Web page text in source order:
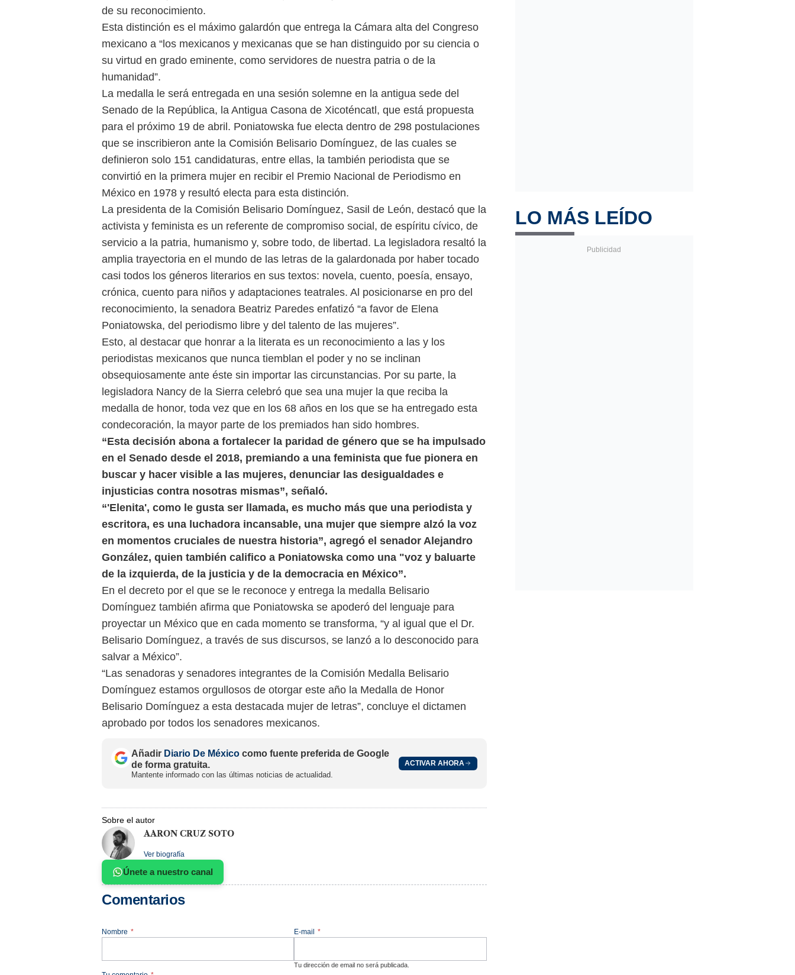
de su reconocimiento.
Esta distinción es el máximo galardón que entrega la Cámara alta del Congreso
mexicano a “los mexicanos y mexicanas que se han distinguido por su ciencia o
su virtud en grado eminente, como servidores de nuestra patria o de la
humanidad”.
La medalla le será entregada en una sesión solemne en la antigua sede del
Senado de la República, la Antigua Casona de Xicoténcatl, que está propuesta
para el próximo 19 de abril. Poniatowska fue electa dentro de 298 postulaciones
que se inscribieron ante la Comisión Belisario Domínguez, de las cuales se
definieron solo 151 candidaturas, entre ellas, la también periodista que se
convirtió en la primera mujer en recibir el Premio Nacional de Periodismo en
México en 1978 y resultó electa para esta distinción.
La presidenta de la Comisión Belisario Domínguez, Sasil de León, destacó que la
activista y feminista es un referente de compromiso social, de espíritu cívico, de
servicio a la patria, humanismo y, sobre todo, de libertad. La legisladora resaltó la
amplia trayectoria en el mundo de las letras de la galardonada por haber tocado
casi todos los géneros literarios en sus textos: novela, cuento, poesía, ensayo,
crónica, cuento para niños y adaptaciones teatrales. Al posicionarse en pro del
reconocimiento, la senadora Beatriz Paredes enfatizó “a favor de Elena
Poniatowska, del periodismo libre y del talento de las mujeres”.
Esto, al destacar que honrar a la literata es un reconocimiento a las y los
periodistas mexicanos que nunca tiemblan el poder y no se inclinan
obsequiosamente ante éste sin importar las circunstancias. Por su parte, la
legisladora Nancy de la Sierra celebró que sea una mujer la que reciba la
medalla de honor, toda vez que en los 68 años en los que se ha entregado esta
condecoración, la mayor parte de los premiados han sido hombres.
“Esta decisión abona a fortalecer la paridad de género que se ha impulsado
en el Senado desde el 2018, premiando a una feminista que fue pionera en
buscar y hacer visible a las mujeres, denunciar las desigualdades e
injusticias contra nosotras mismas”, señaló.
“'Elenita', como le gusta ser llamada, es mucho más que una periodista y
escritora, es una luchadora incansable, una mujer que siempre alzó la voz
en momentos cruciales de nuestra historia”, agregó el senador Alejandro
González, quien también califico a Poniatowska como una "voz y baluarte
de la izquierda, de la justicia y de la democracia en México”.
En el decreto por el que se le reconoce y entrega la medalla Belisario
Domínguez también afirma que Poniatowska se apoderó del lenguaje para
proyectar un México que en cada momento se transforma, “y al igual que el Dr.
Belisario Domínguez, a través de sus discursos, se lanzó a lo desconocido para
salvar a México”.
“Las senadoras y senadores integrantes de la Comisión Medalla Belisario
Domínguez estamos orgullosos de otorgar este año la Medalla de Honor
Belisario Domínguez a esta destacada mujer de letras”, concluye el dictamen
aprobado por todos los senadores mexicanos.
Añadir Diario De México como fuente preferida de Google
de forma gratuita.
Mantente informado con las últimas noticias de actualidad.
ACTIVAR AHORA
Sobre el autor
AARON CRUZ SOTO
Ver biografía
Únete a nuestro canal
Comentarios
Nombre * E-mail *
Tu dirección de email no será publicada.
LO MÁS LEÍDO